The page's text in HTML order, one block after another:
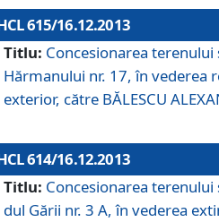
615/16.12.2013
Titlu: Concesionarea
Hărmanului nr. 17, în vederea
exterior, către BĂLESCU
614/16.12.2013
Titlu: Concesionarea
dul Gării nr. 3 A, în vederea